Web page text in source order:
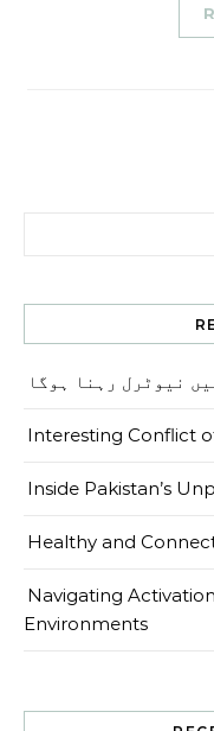
نیوٹرل رہنا ہوگا
Interesting Conflict
Inside Pakistan’s
Healthy and
Navigating
Environments